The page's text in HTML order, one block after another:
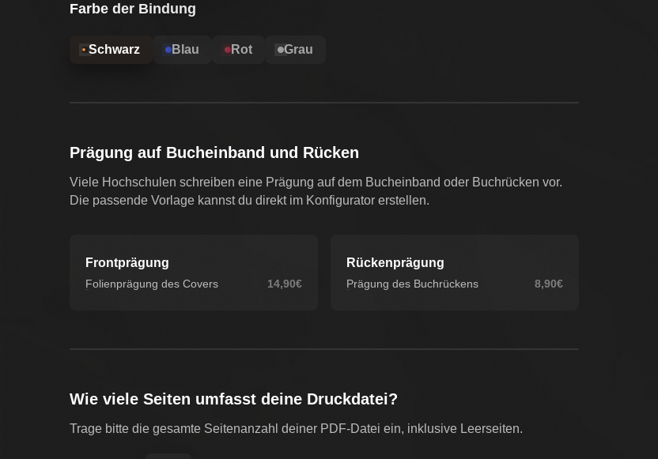
Farbe der Bindung
Schwarz Blau Rot Grau
Prägung auf Bucheinband und Rücken
Viele Hochschulen schreiben eine Prägung auf dem Bucheinband oder Buchrücken vor.
Die passende Vorlage kannst du direkt im Konfigurator erstellen.
Frontprägung
Folienprägung des Covers 14,90€
Rückenprägung
Prägung des Buchrückens 8,90€
Wie viele Seiten umfasst deine Druckdatei?
Trage bitte die gesamte Seitenanzahl deiner PDF-Datei ein, inklusive Leerseiten.